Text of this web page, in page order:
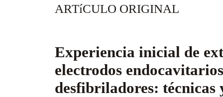
ARTíCULO ORIGINAL
Experiencia inicial de
electrodos
desfibriladores: técnicas